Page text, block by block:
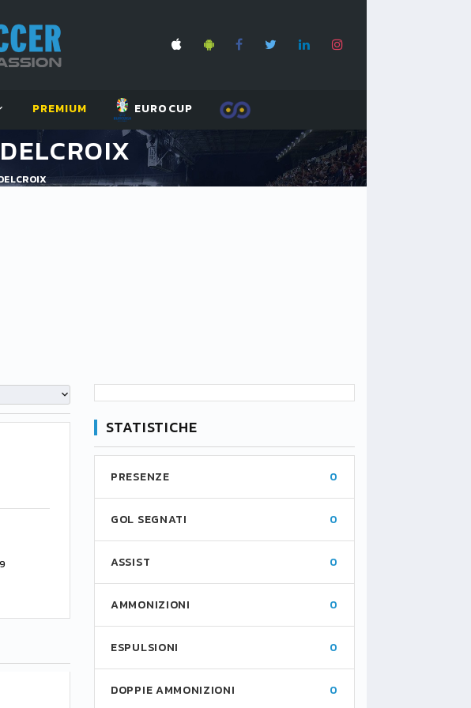
PREMIUM EUROCUP
STATISTICHE
PRESENZE 0
GOL SEGNATI 0
ASSIST 0
AMMONIZIONI 0
ESPULSIONI 0
DOPPIE AMMONIZIONI 0